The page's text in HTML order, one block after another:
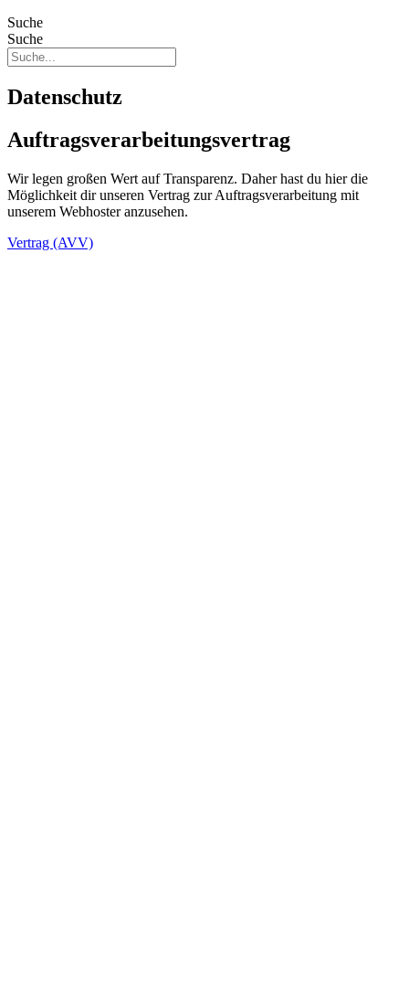
Suche
Suche
Datenschutz
Auftragsverarbeitungsvertrag
Wir legen großen Wert auf Transparenz. Daher hast du hier die
Möglichkeit dir unseren Vertrag zur Auftragsverarbeitung mit
unserem Webhoster anzusehen.
Vertrag (AVV)